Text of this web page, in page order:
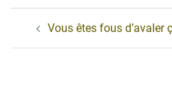
d’articleVous êtes fous d’avaler